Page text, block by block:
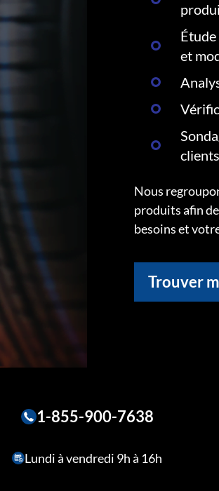
et
clients
Nous
produits afin
besoins et
Trouver
1-855-900-7638
Lundi à vendredi 9h à 16h